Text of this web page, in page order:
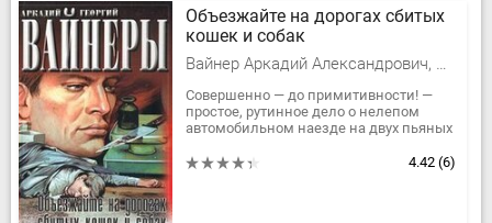
Объезжайте на дорогах сбитых
кошек и собак
Вайнер Аркадий Александрович, Вайнер Георгий Александрович
Совершенно — до примитивности! —
простое, рутинное дело о нелепом
автомобильном наезде на двух пьяных
самого начала....
4.42 (6)